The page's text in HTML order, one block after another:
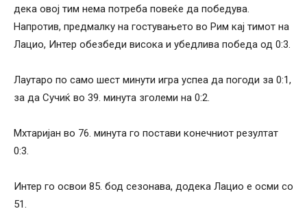
дека овој тим нема потреба повеќе да победува.
Напротив, предмалку на гостувањето во Рим кај тимот на
Лацио, Интер обезбеди висока и убедлива победа од 0:3.
Лаутаро по само шест минути игра успеа да погоди за 0:1,
за да Сучиќ во 39. минута зголеми на 0:2.
Мхтаријан во 76. минута го постави конечниот резултат
0:3.
Интер го освои 85. бод сезонава, додека Лацио е осми со
51.